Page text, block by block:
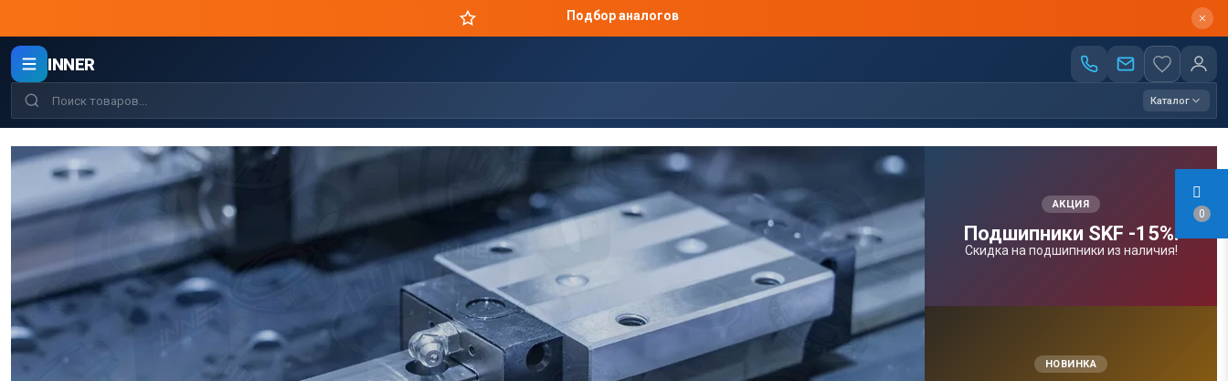
0
Цены производителя
INNER
Каталог
АКЦИЯ
Подшипники SKF -15%!
Скидка на подшипники из наличия!
НОВИНКА